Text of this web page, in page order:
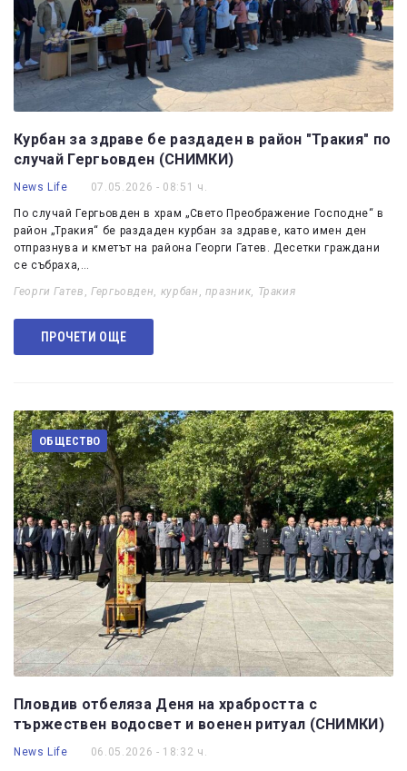
Курбан за здраве бе раздаден в район "Тракия" по
случай Гергьовден (СНИМКИ)
News Life 07.05.2026 - 08:51 ч.
По случай Гергьовден в храм „Свето Преображение Господне“ в
район „Тракия“ бе раздаден курбан за здраве, като имен ден
отпразнува и кметът на района Георги Гатев. Десетки граждани
се събраха,…
Георги Гатев , Гергьовден, курбан , празник, Тракия
ПРОЧЕТИ ОЩЕ
ОБЩЕСТВО
Пловдив отбеляза Деня на храбростта с
тържествен водосвет и военен ритуал (СНИМКИ)
News Life 06.05.2026 - 18:32 ч.